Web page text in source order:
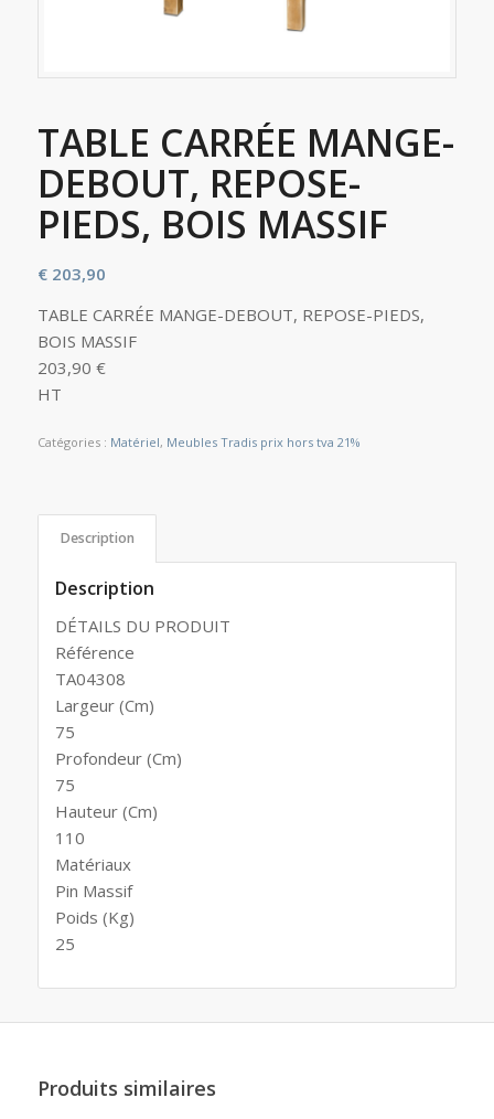
TABLE CARRÉE MANGE-
DEBOUT, REPOSE-
PIEDS, BOIS MASSIF
€203,90
TABLE CARRÉE MANGE-DEBOUT, REPOSE-PIEDS,
BOIS MASSIF
203,90 €
HT
Catégories : Matériel, Meubles Tradis prix hors tva 21%
Description
Description
DÉTAILS DU PRODUIT
Référence
TA04308
Largeur (Cm)
75
Profondeur (Cm)
75
Hauteur (Cm)
110
Matériaux
Pin Massif
Poids (Kg)
25
Produits similaires